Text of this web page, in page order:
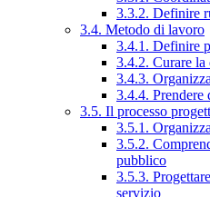
3.3.2. Definire
3.4. Metodo di lavoro
3.4.1. Definire
3.4.2. Curare la
3.4.3.
3.4.4. Prendere
3.5. Il processo
3.5.1.
3.5.2.
pubblico
3.5.3.
servizio